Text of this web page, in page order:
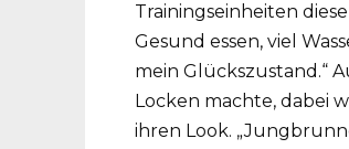
Trainingseinheiten
Gesund essen, viel
mein Glückszustand.“
Locken machte, dabei
ihren Look.